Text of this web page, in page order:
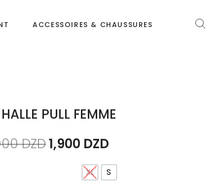
ACCESSOIRES & CHAUSSURES
PULL FEMME
DZD1,900 DZD
XL S